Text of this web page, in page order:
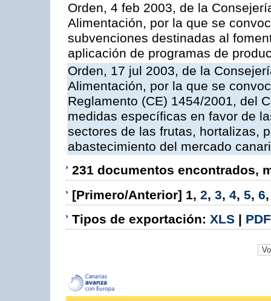
Orden, 4 feb 2003, de la
Alimentación, por la que se
subvenciones destinadas al
aplicación de programas de
Orden, 17 jul 2003, de la
Alimentación, por la que se
Reglamento (CE) 1454/2001, del
medidas específicas en favor de
sectores de las frutas, hortalizas,
abastecimiento del mercado
231 documentos encontrados,
[Primero/Anterior] 1, 2, 3, 4, 5, 6
Tipos de exportación: XLS | PDF